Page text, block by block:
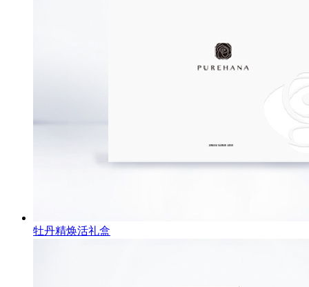
牡丹精焕活礼盒